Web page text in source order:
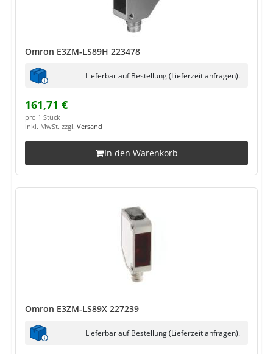
Omron E3ZM-LS89H 223478
Lieferbar auf Bestellung (Lieferzeit anfragen).
161,71 €
pro 1 Stück
inkl. MwSt. zzgl. Versand
In den Warenkorb
Omron E3ZM-LS89X 227239
Lieferbar auf Bestellung (Lieferzeit anfragen).